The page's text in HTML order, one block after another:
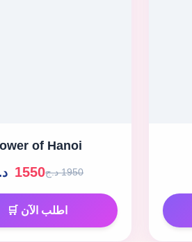
of Hanoi
1950 د.ج 1550
اطلب الآن 🛒